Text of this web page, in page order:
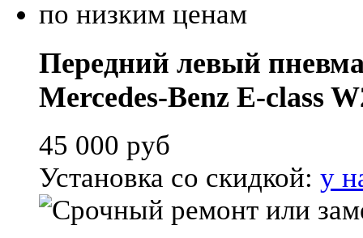
Передний левый
Mercedes-Benz E-class
45 000 руб
Установка со скидкой: у